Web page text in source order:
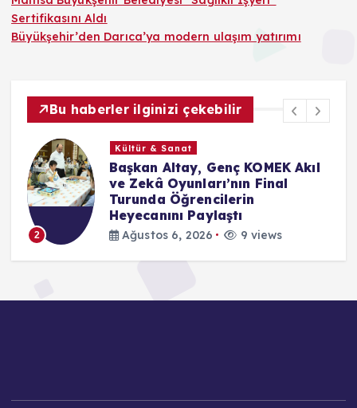
Sertifikasını Aldı
Büyükşehir’den Darıca’ya modern ulaşım yatırımı
Bu haberler ilginizi çekebilir
2
Kültür & Sanat
Başkan Altay, Genç KOMEK Akıl
ve Zekâ Oyunları’nın Final
Turunda Öğrencilerin
Heyecanını Paylaştı
Ağustos 6, 2026 9 views